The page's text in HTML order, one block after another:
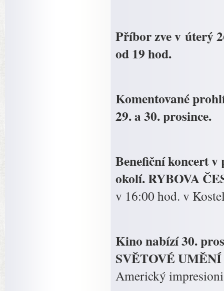
Příbor zve v úterý
od 19 hod.
Komentované
29. a 30. prosince.
Benefiční koncert v
okolí. RYBOVA
v 16:00 hod. v
Kino nabízí 30.
SVĚTOVÉ
Americký